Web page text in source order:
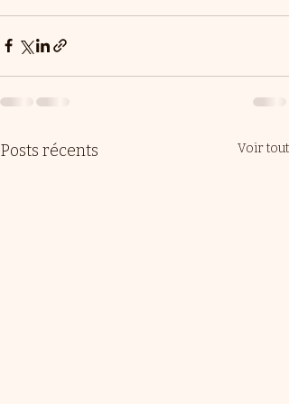
Posts récents Voir tout